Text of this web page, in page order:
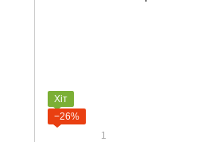
Хіт
−26%
1